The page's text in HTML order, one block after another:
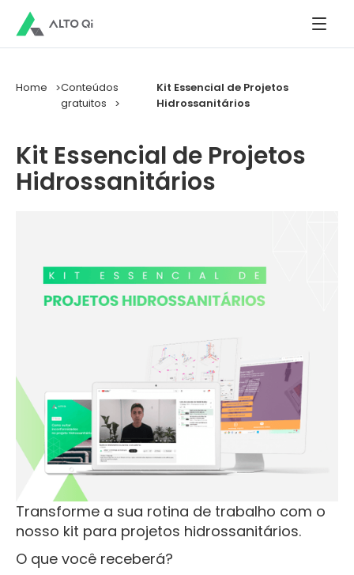
Home
Conteúdos
gratuitos
Kit Essencial de Projetos
Hidrossanitários
Kit Essencial de Projetos
Hidrossanitários
Transforme a sua rotina de trabalho com o
nosso kit para projetos hidrossanitários.
O que você receberá?